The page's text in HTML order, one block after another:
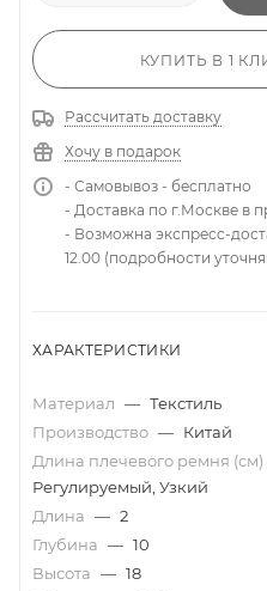
КУПИТЬ В 1
Рассчитать доставку
Хочу в подарок
- Самовывоз - бесплатно
- Доставка по г.Москве в
- Возможна экспресс-
12.00 (подробности
ХАРАКТЕРИСТИКИ
Материал — Текстиль
Производство — Китай
Длина плечевого ремня (см)
Регулируемый, Узкий
Длина — 2
Глубина — 10
Высота — 18